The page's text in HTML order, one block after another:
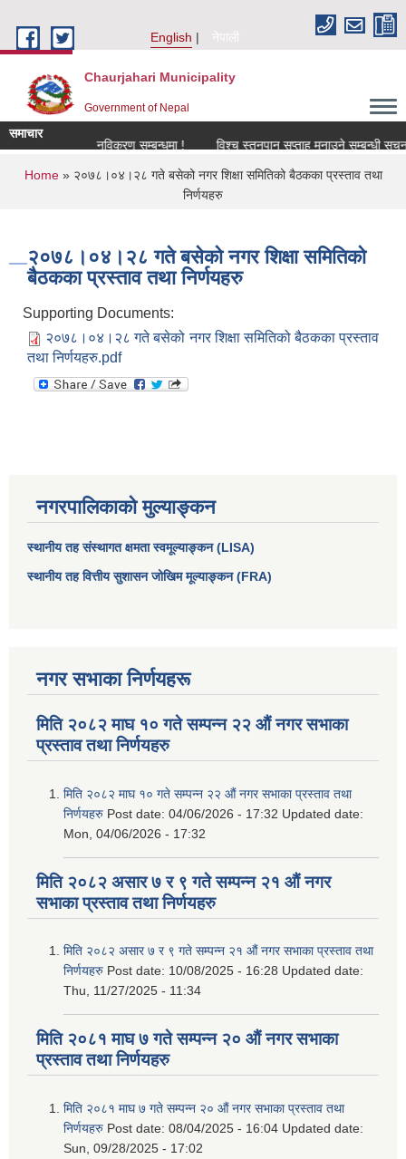
English
नेपाली
Chaurjahari Municipality
Government of Nepal
समाचार
नविकरण सम्बन्धमा ! विश्च स्तनपान सप्ताह मनाउने सम्बन्धी सूचना !
You are here
Home» २०७८।०४।२८ गते बसेको नगर शिक्षा समितिको बैठकका प्रस्ताव तथा
निर्णयहरु
२०७८।०४।२८ गते बसेको नगर शिक्षा समितिको
बैठकका प्रस्ताव तथा निर्णयहरु
Supporting Documents:
२०७८।०४।२८ गते बसेको नगर शिक्षा समितिको बैठकका प्रस्ताव
तथा निर्णयहरु.pdf
नगरपालिकाको मुल्याङ्कन
स्थानीय तह संस्थागत क्षमता स्वमूल्याङ्कन (LISA)
स्थानीय तह वित्तीय सुशासन जोखिम मूल्याङ्कन (FRA)
नगर सभाका निर्णयहरू
मिति २०८२ माघ १० गते सम्पन्न २२ औं नगर सभाका
प्रस्ताव तथा निर्णयहरु
मिति २०८२ माघ १० गते सम्पन्न २२ औं नगर सभाका प्रस्ताव तथा
निर्णयहरु Post date: 04/06/2026 - 17:32 Updated date:
Mon, 04/06/2026 - 17:32
मिति २०८२ असार ७ र ९ गते सम्पन्न २१ औं नगर
सभाका प्रस्ताव तथा निर्णयहरु
मिति २०८२ असार ७ र ९ गते सम्पन्न २१ औं नगर सभाका प्रस्ताव तथा
निर्णयहरु Post date: 10/08/2025 - 16:28 Updated date:
Thu, 11/27/2025 - 11:34
मिति २०८१ माघ ७ गते सम्पन्न २० औं नगर सभाका
प्रस्ताव तथा निर्णयहरु
मिति २०८१ माघ ७ गते सम्पन्न २० औं नगर सभाका प्रस्ताव तथा
निर्णयहरु Post date: 08/04/2025 - 16:04 Updated date:
Sun, 09/28/2025 - 17:02